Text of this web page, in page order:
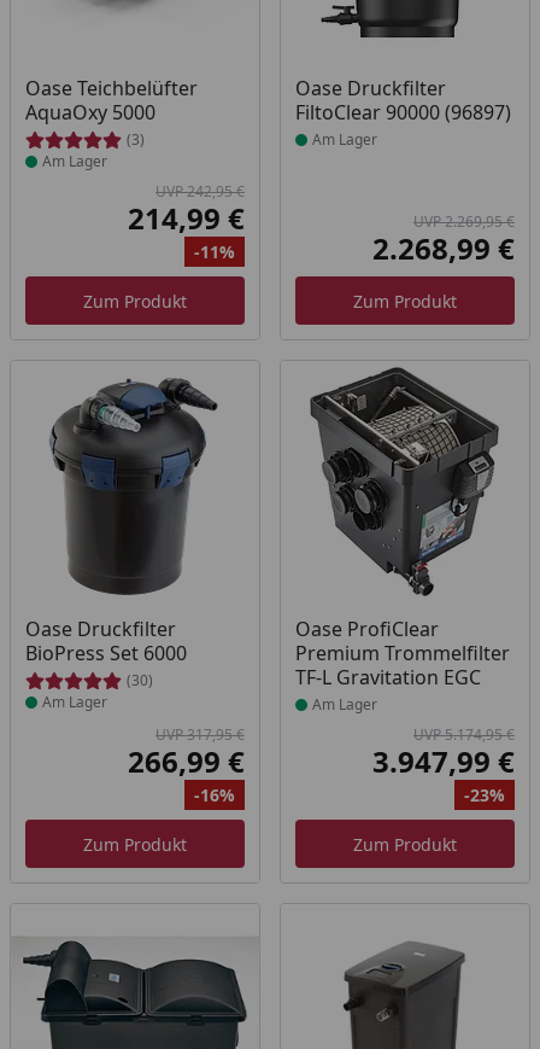
Oase Teichbelüfter
AquaOxy 5000
(3)
Produkt am Lager
Am Lager
Ursprünglicher Preis
UVP 242,95 €
Aktueller Preis
214,99 €
Rabatt
-11%
Zum Produkt
Oase Druckfilter
FiltoClear 90000 (96897)
Produkt am Lager
Am Lager
UVP 2.269,95 €
2.268,99 €
Zum Produkt
Oase Druckfilter
BioPress Set 6000
(30)
Produkt am Lager
Am Lager
Ursprünglicher Preis
UVP 317,95 €
Aktueller Preis
266,99 €
Rabatt
-16%
Zum Produkt
Oase ProfiClear
Premium Trommelfilter
TF-L Gravitation EGC
Produkt am Lager
Am Lager
UVP 5.174,95 €
3.947,99 €
-23%
Zum Produkt